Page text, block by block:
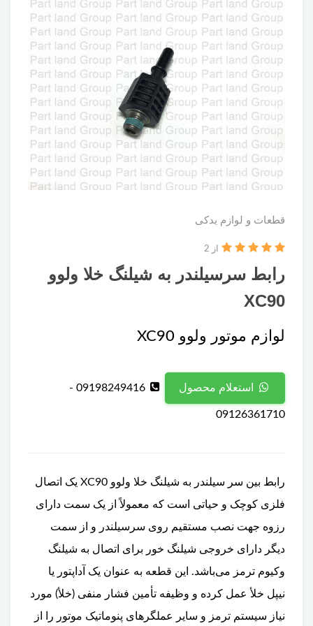
قطعات و لوازم یدکی
رابط سرسیلندر به شیلنگ خلا ولوو
XC90
از 2
لوازم موتور ولوو XC90
استعلام محصول 09198249416 -
09126361710
رابط بین سر سیلندر به شیلنگ خلا ولوو XC90 یک اتصال
فلزی کوچک و حیاتی است که معمولاً از یک سمت دارای
رزوه جهت نصب مستقیم روی سرسیلندر و از سمت
دیگر دارای خروجی شیلنگ خور برای اتصال به شیلنگ
وکیوم ترمز می‌باشد. این قطعه به عنوان یک آداپتور یا
نیپل خلأ عمل کرده و وظیفه تأمین فشار منفی (خلأ) مورد
نیاز سیستم ترمز و سایر عملگرهای پنوماتیک موتور را از